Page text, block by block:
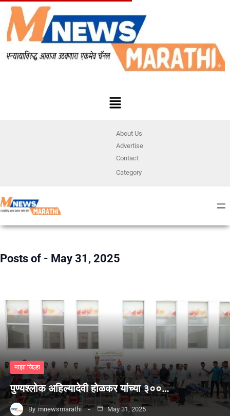
About Us
Advertise
Contact
Category
Posts of - May 31, 2025
माझा जिल्हा
पुण्यश्लोक अहिल्यादेवी होळकर यांच्या ३००…
By mnewsmarathi May 31, 2025